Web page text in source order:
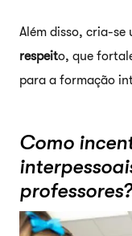
Além disso, cria-se
respeito, que
para a formação
Como
professores?